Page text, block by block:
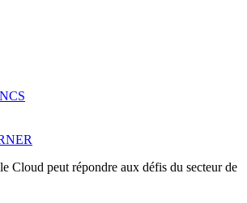
Cloud peut répondre aux défis du secteur de